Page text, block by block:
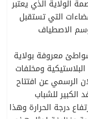
الولاية الذي يعتبر
التي تستقبل
الاصطياف
معروفة بولاية
ومخلفات
الرسمي عن افتتاح
للشباب
درجة الحرارة وهذا